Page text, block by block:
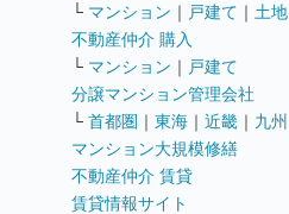
└ マンション ｜ 戸建て ｜ 土地
不動産仲介 購入
└ マンション ｜ 戸建て
分譲マンション管理会社
└ 首都圏 ｜ 東海 ｜ 近畿 ｜ 九州
マンション大規模修繕
不動産仲介 賃貸
賃貸情報サイト